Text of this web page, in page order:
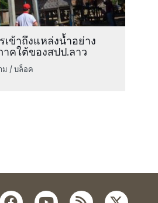
เข้าถึงแหล่งน้ำอย่าง
คใต้ของสปป.ลาว
ม / บล็อค
facebookyoutube
rss twitter